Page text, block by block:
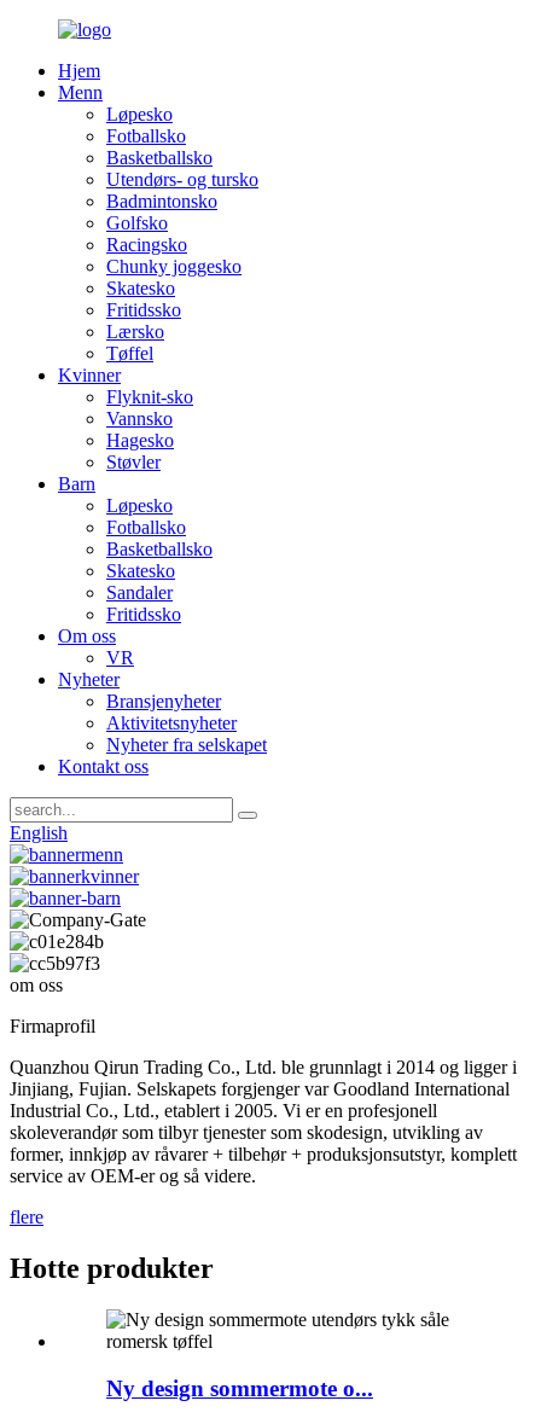
Hjem
Menn
Løpesko
Fotballsko
Basketballsko
Utendørs- og tursko
Badmintonsko
Golfsko
Racingsko
Chunky joggesko
Skatesko
Fritidssko
Lærsko
Tøffel
Kvinner
Flyknit-sko
Vannsko
Hagesko
Støvler
Barn
Løpesko
Fotballsko
Basketballsko
Skatesko
Sandaler
Fritidssko
Om oss
VR
Nyheter
Bransjenyheter
Aktivitetsnyheter
Nyheter fra selskapet
Kontakt oss
English
om oss
Firmaprofil
Quanzhou Qirun Trading Co., Ltd. ble grunnlagt i 2014 og ligger i
Jinjiang, Fujian. Selskapets forgjenger var Goodland International
Industrial Co., Ltd., etablert i 2005. Vi er en profesjonell
skoleverandør som tilbyr tjenester som skodesign, utvikling av
former, innkjøp av råvarer + tilbehør + produksjonsutstyr, komplett
service av OEM-er og så videre.
flere
Hotte produkter
Ny design sommermote o...